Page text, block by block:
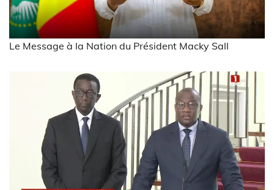
Le Message à la Nation du Président Macky Sall